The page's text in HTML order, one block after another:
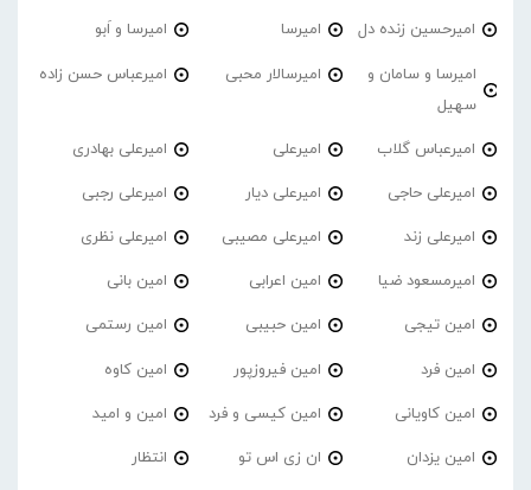
امیرحسین زنده دل امیرسا امیرسا و اَبو
امیرسا و سامان و
سهیل
امیرسالار محبی امیرعباس حسن زاده
امیرعباس گلاب امیرعلی امیرعلی بهادری
امیرعلی حاجی امیرعلی دیار امیرعلی رجبی
امیرعلی زند امیرعلی مصیبی امیرعلی نظری
امیرمسعود ضیا امین اعرابی امین بانی
امین تیجی امین حبیبی امین رستمی
امین فرد امین فیروزپور امین کاوه
امین کاویانی امین کیسی و فرد امین و امید
امین یزدان ان زی اس تو انتظار